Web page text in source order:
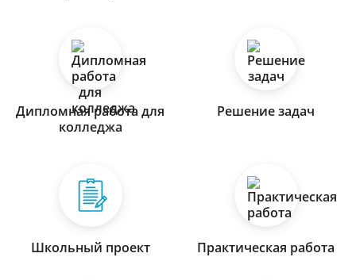
Дипломная работа для
колледжа
Решение задач
Школьный проект Практическая работа